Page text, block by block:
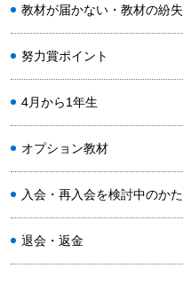
教材が届かない・教材の紛失
努力賞ポイント
4月から1年生
オプション教材
入会・再入会を検討中のかた
退会・返金